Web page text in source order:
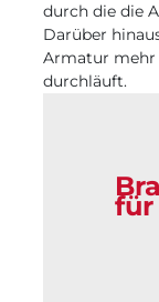
durch die die
Darüber
Armatur mehr
durchläuft.
für